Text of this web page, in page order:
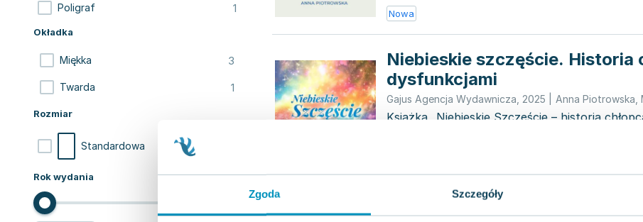
Zgoda Szczegóły
Poligraf 1
Okładka
Miękka 3
Twarda 1
Rozmiar
Standardowa
Rok wydania
Nowa
Niebieskie szczęście. Historia
dysfunkcjami
Gajus Agencja Wydawnicza 2025 Anna Piotrowska
Książka „Niebieskie Szczęście – historia
Miękka Pakujemy 10.08